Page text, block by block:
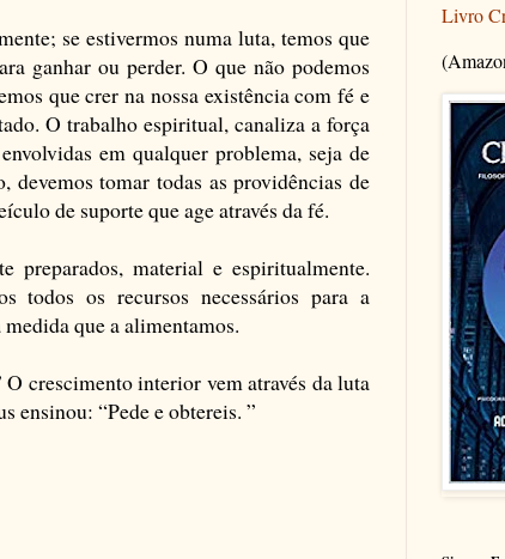
se estivermos numa luta, temos que
ganhar ou perder. O que não podemos
que crer na nossa existência com fé e
O trabalho espiritual, canaliza a força
em qualquer problema, seja de
devemos tomar todas as providências de
de suporte que age através da fé.
preparados, material e espiritualmente.
todos os recursos necessários para a
que a alimentamos.
crescimento interior vem através da luta
ensinou: “Pede e obtereis. ”
Livro